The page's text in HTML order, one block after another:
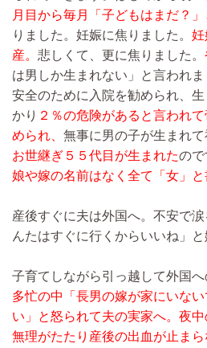
月目から毎月「子どもはまだ？
りました。妊娠に焦りました。 妊
産。 悲しくて、更に焦りました。
は男しか生まれない」と言われ
安全のために入院を勧められ、
かり ２％の危険があると言われ
められ、 無事に男の子が生まれ
お世継ぎ５５代目が生まれたので
娘や嫁の名前はなく全て「女」と
産後すぐに夫は外国へ。不安で
んたはすぐに行くからいいね」と
子育てしながら引っ越して外国
多忙の中「長男の嫁が家にいな
い」と怒られて夫の実家へ。夜
無理がたたり産後の出血が止まら